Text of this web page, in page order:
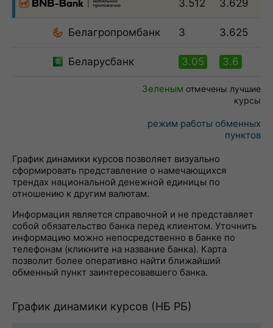
3.512 3.629
Белагропромбанк 3 3.625
Беларусбанк 3.05 3.6
Зеленым отмечены лучшие
курсы
режим работы обменных
пунктов
График динамики курсов позволяет визуально
сформировать представление о намечающихся
трендах национальной денежной единицы по
отношению к другим валютам.
Информация является справочной и не представляет
собой обязательство банка перед клиентом. Уточнить
информацию можно непосредственно в банке по
телефонам (кликните на название банка). Карта
позволит более оперативно найти ближайший
обменный пункт заинтересовавшего банка.
График динамики курсов (НБ РБ)